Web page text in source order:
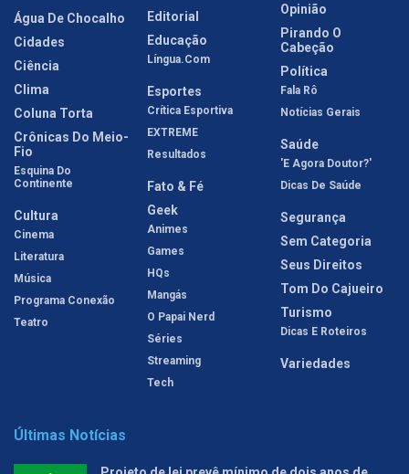
Água De Chocalho
Cidades
Ciência
Clima
Coluna Torta
Crônicas Do Meio-
Fio
Esquina Do
Continente
Cultura
Cinema
Literatura
Música
Programa Conexão
Teatro
Editorial
Educação
Língua.com
Esportes
Crítica Esportiva
EXTREME
Resultados
Fato & Fé
Geek
Animes
Games
HQs
Mangás
O Papai Nerd
Séries
Streaming
Tech
Opinião
Pirando O
Cabeção
Política
Fala Rô
Notícias Gerais
Saúde
'E Agora Doutor?'
Dicas De Saúde
Segurança
Sem Categoria
Seus Direitos
Tom Do Cajueiro
Turismo
Dicas E Roteiros
Variedades
Últimas Notícias